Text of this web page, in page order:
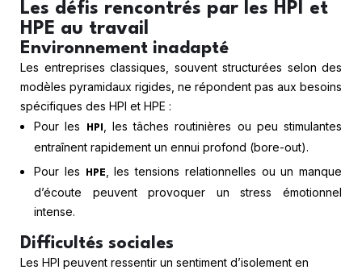
Les défis rencontrés par les HPI et
HPE au travail
Environnement inadapté
Les entreprises classiques, souvent structurées selon des
modèles pyramidaux rigides, ne répondent pas aux besoins
spécifiques des HPI et HPE :
Pour les
HPI
, les tâches routinières ou peu stimulantes
entraînent rapidement un ennui profond (bore-out).
Pour les
HPE
, les tensions relationnelles ou un manque
d’écoute peuvent provoquer un stress émotionnel
intense.
Difficultés sociales
Les HPI peuvent ressentir un sentiment d’isolement en